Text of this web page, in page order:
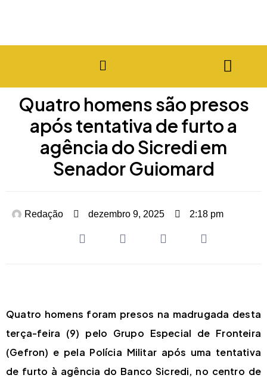
Quatro homens são presos
após tentativa de furto a
agência do Sicredi em
Senador Guiomard
Redação dezembro 9, 2025 2:18 pm
Quatro homens foram presos na madrugada desta
terça-feira (9) pelo Grupo Especial de Fronteira
(Gefron) e pela Polícia Militar após uma tentativa
de furto à agência do Banco Sicredi, no centro de